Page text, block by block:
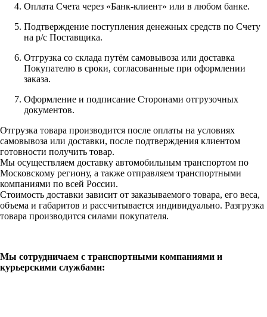
Оплата Счета через «Банк-клиент» или в любом банке.
Подтверждение поступления денежных средств по Счету
на р/с Поставщика.
Отгрузка со склада путём самовывоза или доставка
Покупателю в сроки, согласованные при оформлении
заказа.
Оформление и подписание Сторонами отгрузочных
документов.
Отгрузка товара производится после оплаты на условиях
самовывоза или доставки, после подтверждения клиентом
готовности получить товар.
Мы осуществляем доставку автомобильным транспортом по
Московскому региону, а также отправляем транспортными
компаниями по всей России.
Стоимость доставки зависит от заказываемого товара, его веса,
объема и габаритов и рассчитывается индивидуально. Разгрузка
товара производится силами покупателя.
Мы сотрудничаем с транспортными компаниями и
курьерскими службами: